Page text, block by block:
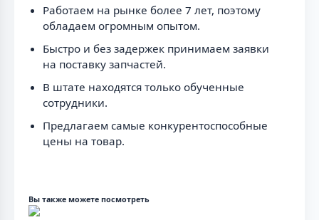
Работаем на рынке более 7 лет, поэтому
обладаем огромным опытом.
Быстро и без задержек принимаем заявки
на поставку запчастей.
В штате находятся только обученные
сотрудники.
Предлагаем самые конкурентоспособные
цены на товар.
Вы также можете посмотреть